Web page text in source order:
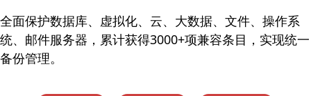
全面保护数据库、虚拟化、云、大数据、文件、操作系
统、邮件服务器，累计获得3000+项兼容条目，实现统一
备份管理。